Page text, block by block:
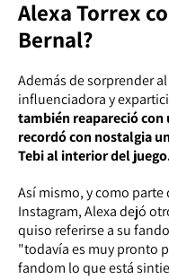
Alexa Torrex
Bernal?
Además de sorprender
influenciadora y
también reapareció
recordó con nostalgia
Tebi al interior del
Así mismo, y como
Instagram, Alexa dejó
quiso referirse a su
"todavía es muy pronto
fandom lo que está